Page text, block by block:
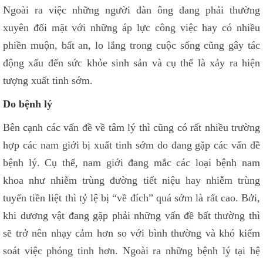
Ngoài ra việc những người đàn ông đang phải thường
xuyên đối mặt với những áp lực công việc hay có nhiều
phiền muộn, bất an, lo lắng trong cuộc sống cũng gây tác
động xấu đến sức khỏe sinh sản và cụ thể là xảy ra hiện
tượng xuất tinh sớm.
Do bệnh lý
Bên cạnh các vấn đề về tâm lý thì cũng có rất nhiều trường
hợp các nam giới bị xuất tinh sớm do đang gặp các vấn đề
bệnh lý. Cụ thể, nam giới đang mắc các loại bệnh nam
khoa như nhiễm trùng đường tiết niệu hay nhiễm trùng
tuyến tiền liệt thì tỷ lệ bị “về đích” quá sớm là rất cao. Bởi,
khi dương vật đang gặp phải những vấn đề bất thường thì
sẽ trở nên nhạy cảm hơn so với bình thường và khó kiểm
soát việc phóng tinh hơn. Ngoài ra những bệnh lý tại hệ